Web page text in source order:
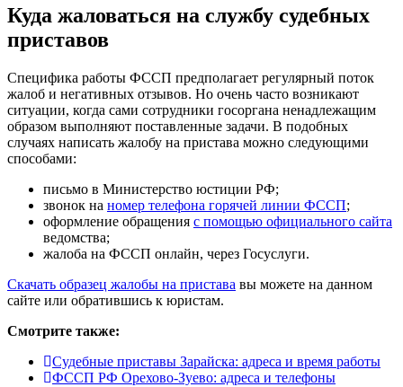
Куда жаловаться на службу судебных
приставов
Специфика работы ФССП предполагает регулярный поток
жалоб и негативных отзывов. Но очень часто возникают
ситуации, когда сами сотрудники госоргана ненадлежащим
образом выполняют поставленные задачи. В подобных
случаях написать жалобу на пристава можно следующими
способами:
письмо в Министерство юстиции РФ;
звонок на номер телефона горячей линии ФССП;
оформление обращения с помощью официального сайта
ведомства;
жалоба на ФССП онлайн, через Госуслуги.
Скачать образец жалобы на пристава вы можете на данном
сайте или обратившись к юристам.
Смотрите также:
Судебные приставы Зарайска: адреса и время работы
ФССП РФ Орехово-Зуево: адреса и телефоны